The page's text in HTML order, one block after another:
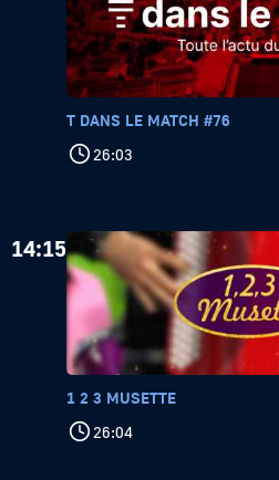
T DANS LE MATCH #76
26:03
14:15
1 2 3 MUSETTE
26:04